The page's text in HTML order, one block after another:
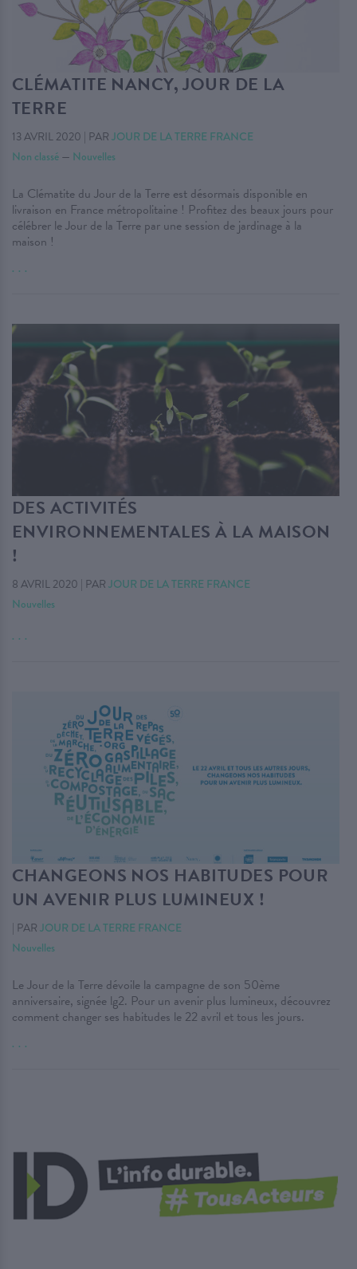
CLÉMATITE NANCY, JOUR DE LA
TERRE
13 AVRIL 2020 | PAR JOUR DE LA TERRE FRANCE
Non classé — Nouvelles
La Clématite du Jour de la Terre est désormais disponible en
livraison en France métropolitaine ! Profitez des beaux jours pour
célébrer le Jour de la Terre par une session de jardinage à la
maison !
. . .
DES ACTIVITÉS
ENVIRONNEMENTALES À LA MAISON
!
8 AVRIL 2020 | PAR JOUR DE LA TERRE FRANCE
Nouvelles
. . .
CHANGEONS NOS HABITUDES POUR
UN AVENIR PLUS LUMINEUX !
| PAR JOUR DE LA TERRE FRANCE
Nouvelles
Le Jour de la Terre dévoile la campagne de son 50ème
anniversaire, signée lg2. Pour un avenir plus lumineux, découvrez
comment changer ses habitudes le 22 avril et tous les jours.
. . .